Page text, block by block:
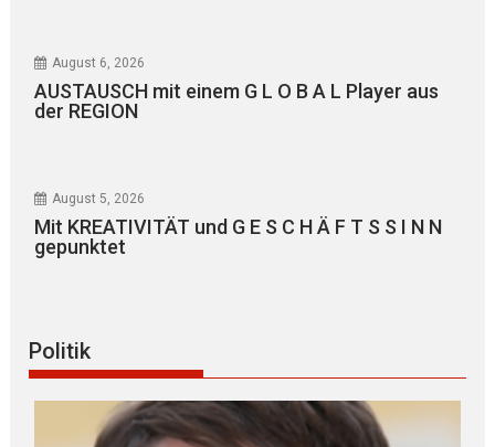
August 6, 2026
AUSTAUSCH mit einem G L O B A L Player aus
der REGION
August 5, 2026
Mit KREATIVITÄT und G E S C H Ä F T S S I N N
gepunktet
Politik